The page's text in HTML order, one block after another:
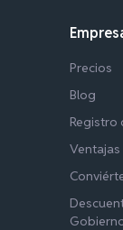
Precios
Blog
Registro